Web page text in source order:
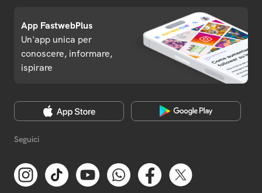
App FastwebPlus
Un'app unica per
conoscere, informare,
ispirare
Seguici